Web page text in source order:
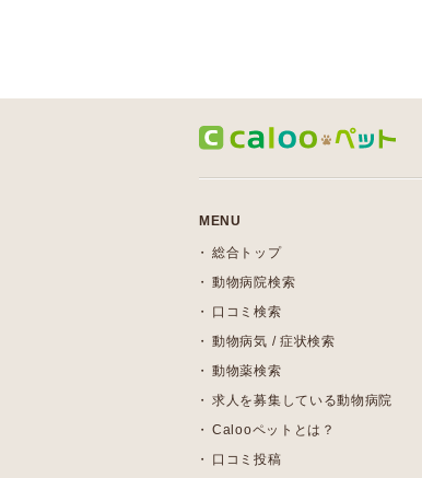
MENU
総合トップ
動物病院検索
口コミ検索
動物病気 / 症状検索
動物薬検索
求人を募集している動物病院
Calooペットとは？
口コミ投稿